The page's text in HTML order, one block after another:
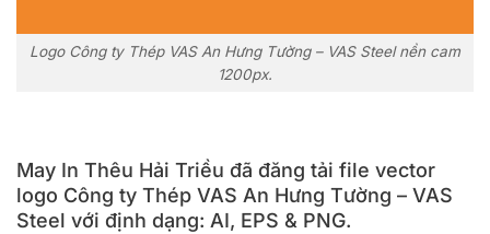
Logo Công ty Thép VAS An Hưng Tường – VAS Steel nền cam
1200px.
May In Thêu Hải Triều đã đăng tải file vector
logo Công ty Thép VAS An Hưng Tường – VAS
Steel với định dạng: AI, EPS & PNG.